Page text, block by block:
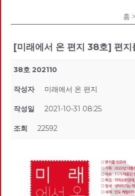
홈
[미래에서 온 편지 38호] 편지
38호 202110
작성자 미래에서 온 편지
작성일 2021-10-31 08:25
조회 22592